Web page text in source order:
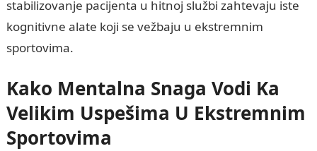
stabilizovanje pacijenta u hitnoj službi zahtevaju iste
kognitivne alate koji se vežbaju u ekstremnim
sportovima.
Kako Mentalna Snaga Vodi Ka
Velikim Uspešima U Ekstremnim
Sportovima